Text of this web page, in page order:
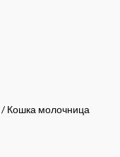
/ Кошка молочница